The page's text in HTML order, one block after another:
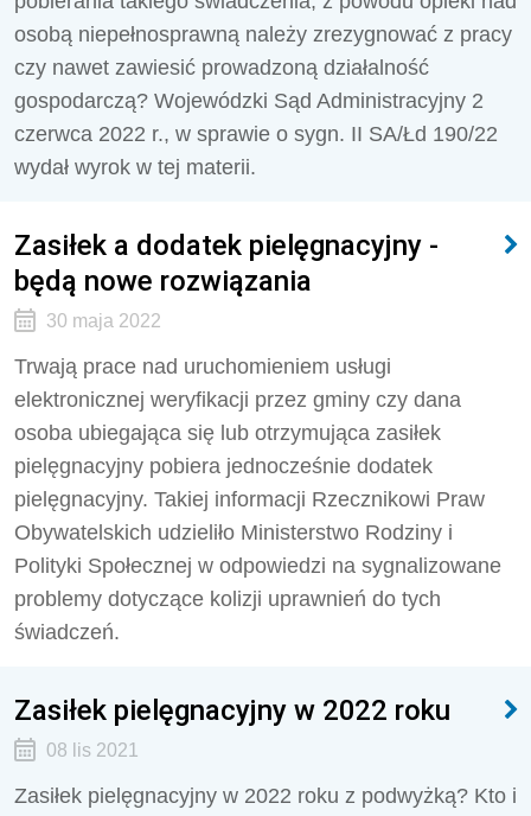
osobą niepełnosprawną należy zrezygnować z pracy
czy nawet zawiesić prowadzoną działalność
gospodarczą? Wojewódzki Sąd Administracyjny 2
czerwca 2022 r., w sprawie o sygn. II SA/Łd 190/22
wydał wyrok w tej materii.
Zasiłek a dodatek pielęgnacyjny -
będą nowe rozwiązania
30 maja 2022
Trwają prace nad uruchomieniem usługi
elektronicznej weryfikacji przez gminy czy dana
osoba ubiegająca się lub otrzymująca zasiłek
pielęgnacyjny pobiera jednocześnie dodatek
pielęgnacyjny. Takiej informacji Rzecznikowi Praw
Obywatelskich udzieliło Ministerstwo Rodziny i
Polityki Społecznej w odpowiedzi na sygnalizowane
problemy dotyczące kolizji uprawnień do tych
świadczeń.
Zasiłek pielęgnacyjny w 2022 roku
08 lis 2021
Zasiłek pielęgnacyjny w 2022 roku z podwyżką? Kto i